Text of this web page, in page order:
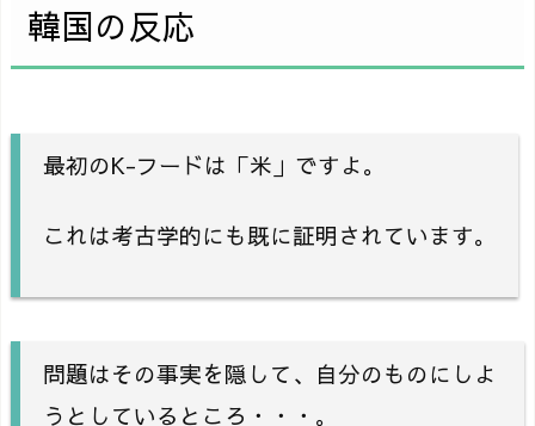
韓国の反応
最初のK-フードは「米」ですよ。
これは考古学的にも既に証明されています。
問題はその事実を隠して、自分のものにしよ
うとしているところ・・・。